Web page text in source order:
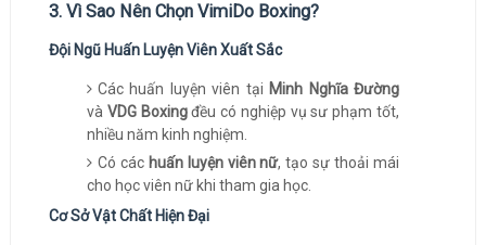
3. Vì Sao Nên Chọn VimiDo Boxing?
Đội Ngũ Huấn Luyện Viên Xuất Sắc
Các huấn luyện viên tại Minh Nghĩa Đường
và VDG Boxingđều có nghiệp vụ sư phạm tốt,
nhiều năm kinh nghiệm.
Có các huấn luyện viên nữ, tạo sự thoải mái
cho học viên nữ khi tham gia học.
Cơ Sở Vật Chất Hiện Đại